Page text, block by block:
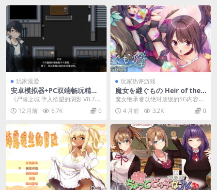
玩家最爱
安卓模拟器+PC双端畅玩精品
RPG《尸落之城 堕入欲望的阴
影 V0.7.5》官方中文版
《尸落之城 堕入欲望的阴影 V0.7.
5》是一款融合了生存恐怖与角色扮
演元素的精...
12 月前 6.7K 0
玩家热评游戏
魔女を継ぐもの Heir of the
Witch -Gathering & Craftin
g PC版 开放世界采集制作RP
G 魔幻工艺版 5G完整版
魔女继承者以绝对顶级的5G内容容
量构建了一个生机勃勃的架空魔幻
大陆，玩家将扮演继...
4 月前 3.2K 0